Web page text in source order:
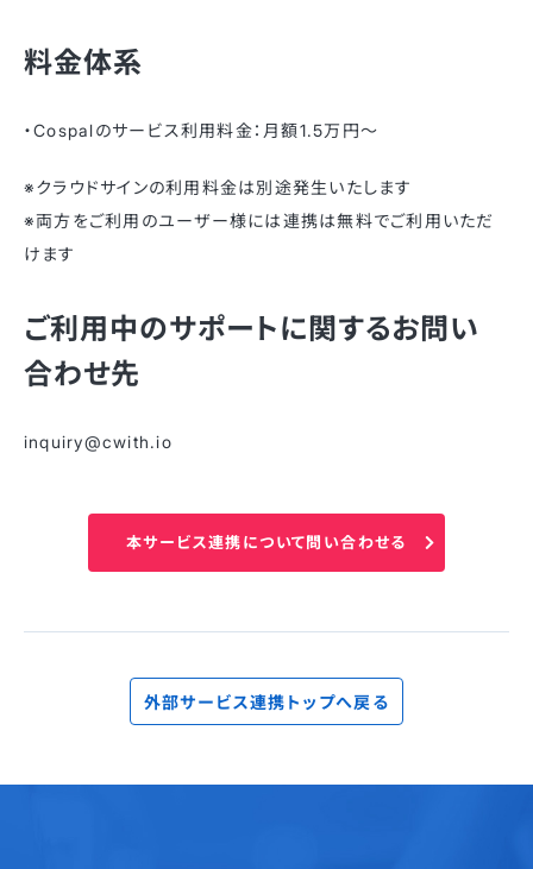
料金体系
・Cospalのサービス利用料金：月額1.5万円～
※クラウドサインの利用料金は別途発生いたします
※両方をご利用のユーザー様には連携は無料でご利用いただ
けます
ご利用中のサポートに関するお問い
合わせ先
inquiry@cwith.io
本サービス連携について問い合わせる
外部サービス連携トップへ戻る